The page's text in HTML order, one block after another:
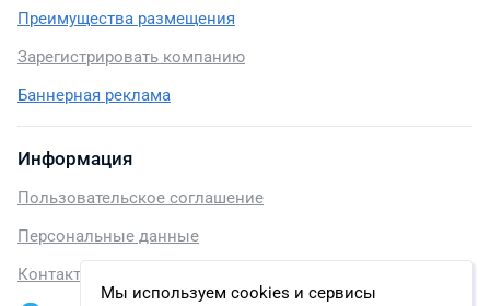
Мы используем cookies и сервисы
Преимущества размещения
Зарегистрировать компанию
Баннерная реклама
Информация
Пользовательское соглашение
Персональные данные
Контакты